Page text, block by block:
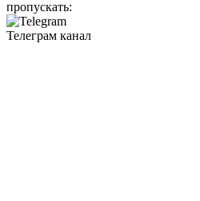
пропускать:
Телеграм канал